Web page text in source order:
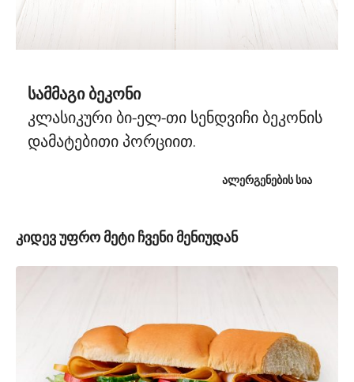
სამმაგი ბეკონი
კლასიკური ბი-ელ-თი სენდვიჩი ბეკონის
დამატებითი პორციით.
ᲐᲚᲔᲠᲒᲔᲜᲔᲑᲘᲡ ᲡᲘᲐ
კიდევ უფრო მეტი ჩვენი მენიუდან